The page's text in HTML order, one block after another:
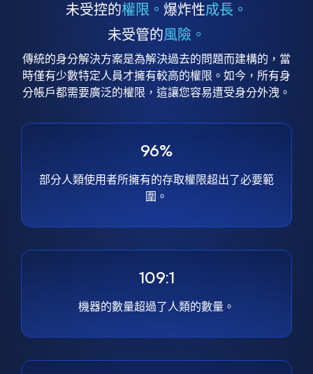
未受控的權限。 爆炸性成長。
未受管的風險。
傳統的身分解決方案是為解決過去的問題而建構的，當
時僅有少數特定人員才擁有較高的權限。如今，所有身
分帳戶都需要廣泛的權限，這讓您容易遭受身分外洩。
96%
部分人類使用者所擁有的存取權限超出了必要範
圍。
109:1
機器的數量超過了人類的數量。